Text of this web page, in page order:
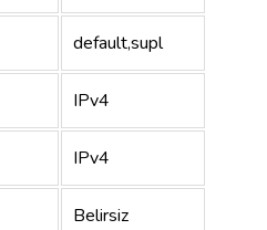
default,supl
IPv4
IPv4
Belirsiz